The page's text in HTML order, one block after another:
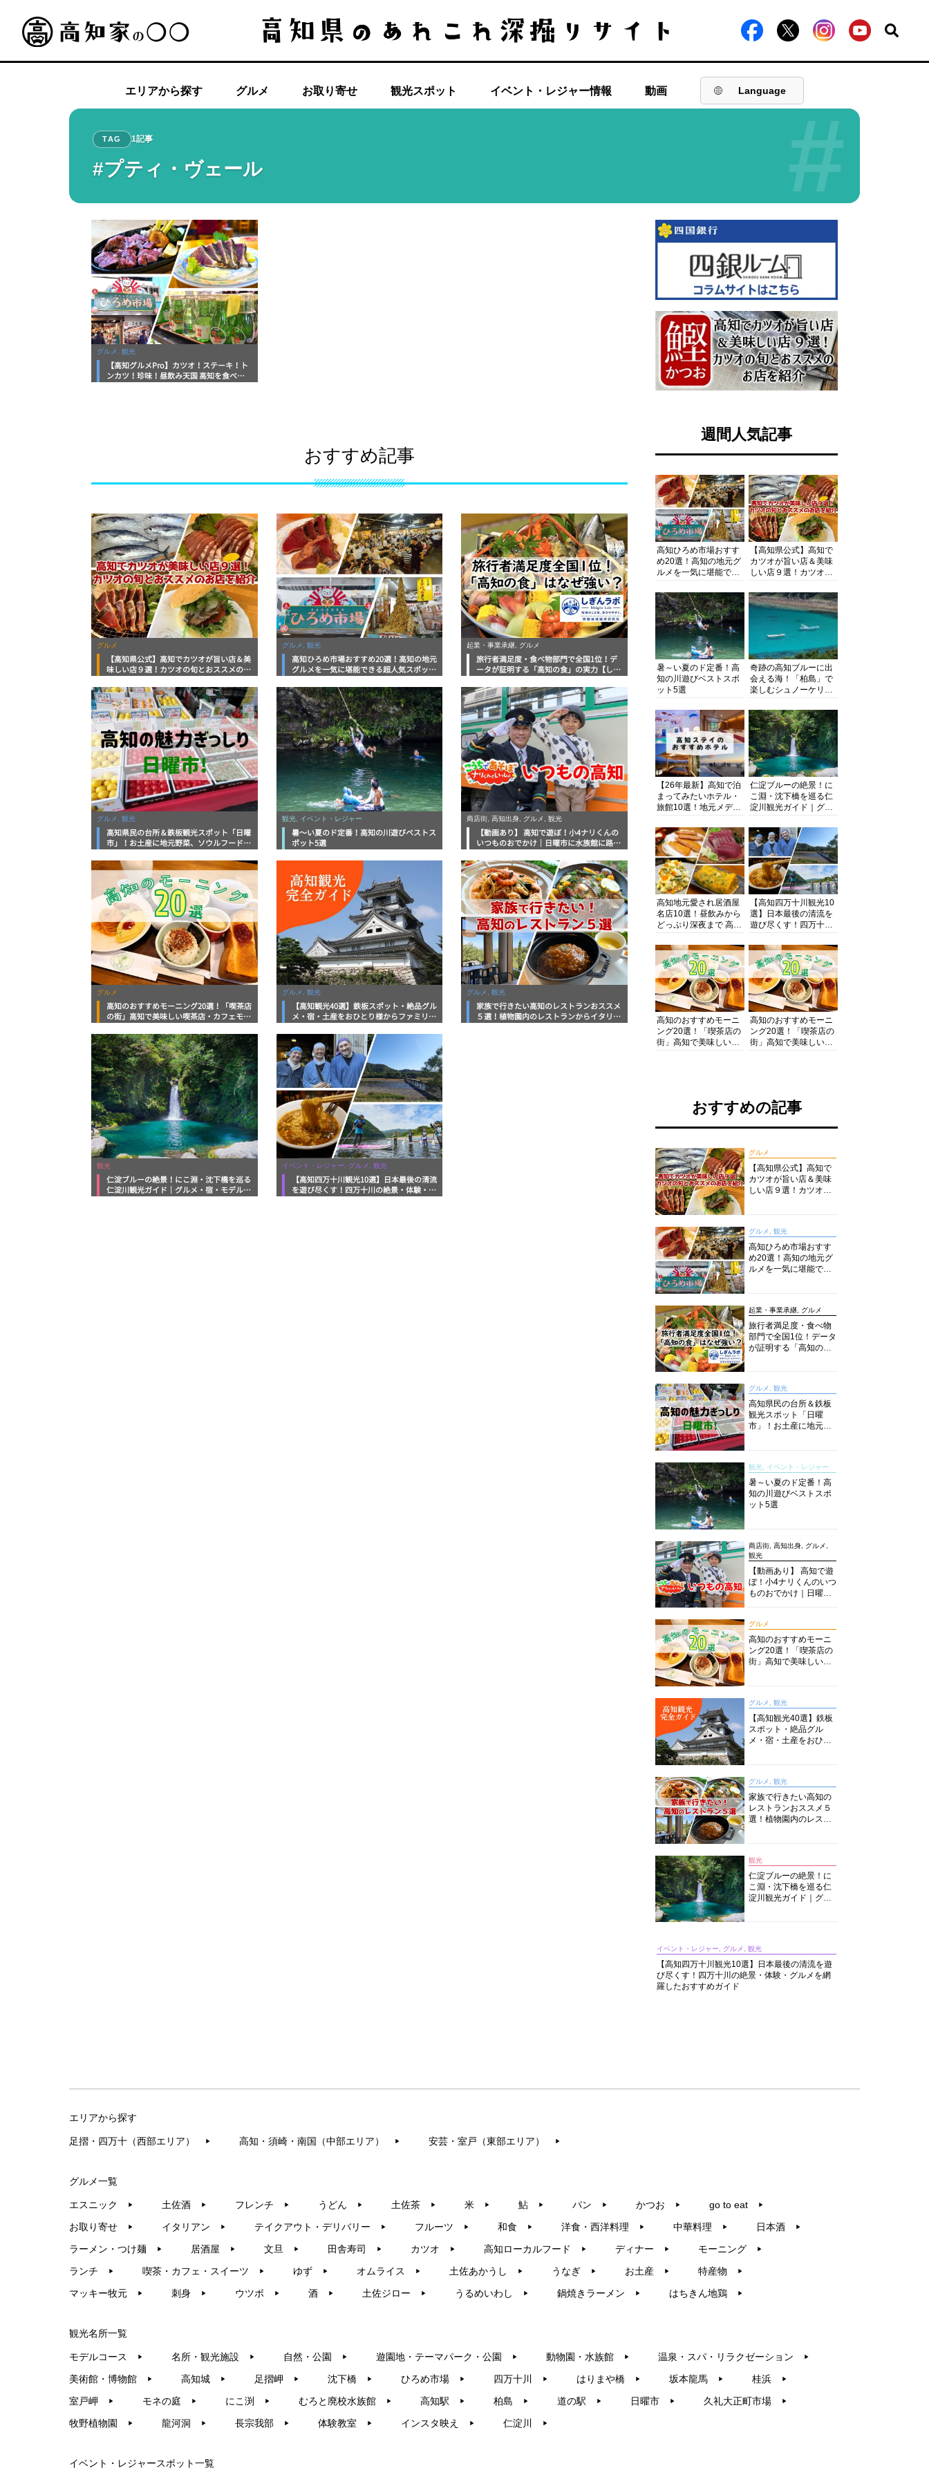
エリアから探す グルメ お取り寄せ 観光スポット イベント・レジャー情報 動画 Language
#
TAG 1記事
#プティ・ヴェール
グルメ, 観光
【高知グルメPro】カツオ！ステーキ！ト
ンカツ！珍味！昼飲み天国 高知を食べ尽
おすすめ記事
グルメ
【高知県公式】高知でカツオが旨い店＆美
味しい店９選！カツオの旬とおススメのお
グルメ, 観光
高知ひろめ市場おすすめ20選！高知の地元
グルメを一気に堪能できる超人気スポット
起業・事業承継, グルメ
旅行者満足度・食べ物部門で全国1位！デ
ータが証明する「高知の食」の実力【しぎ
グルメ, 観光
高知県民の台所＆鉄板観光スポット「日曜
市」！お土産に地元野菜、ソウルフードま
底解説！
観光, イベント・レジャー
暑～い夏のド定番！高知の川遊びベストス
ポット5選
商店街, 高知出身, グルメ, 観光
【動画あり】 高知で遊ぼ！小4ナリくんの
いつものおでかけ｜日曜市に水族館に路面
グルメ
高知のおすすめモーニング20選！「喫茶店
の街」高知で美味しい喫茶店・カフェモー
グルメ, 観光
【高知観光40選】鉄板スポット・絶品グル
メ・宿・土産をおひとり様からファミリー
グルメ, 観光
家族で行きたい高知のレストランおススメ
５選！植物園内のレストランからイタリア
観光
仁淀ブルーの絶景！にこ淵・沈下橋を巡る
仁淀川観光ガイド｜グルメ・宿・モデルコ
イベント・レジャー, グルメ, 観光
【高知四万十川観光10選】日本最後の清流
を遊び尽くす！四万十川の絶景・体験・グ
週間人気記事
高知ひろめ市場おすす
め20選！高知の地元グ
ルメを一気に堪能でき
底解剖
【高知県公式】高知で
カツオが旨い店＆美味
しい店９選！カツオの
紹介
暑～い夏のド定番！高
知の川遊びベストスポ
ット5選
奇跡の高知ブルーに出
会える海！「柏島」で
楽しむシュノーケリン
浴にキャンプまで透明
度抜群の海の楽園を徹
底紹介
【26年最新】高知で泊
まってみたいホテル・
旅館10選！地元メディ
厳選
仁淀ブルーの絶景！に
こ淵・沈下橋を巡る仁
淀川観光ガイド｜グル
まで完全網羅！
高知地元愛され居酒屋
名店10選！昼飲みから
どっぷり深夜まで 高知
知グルメPro】
【高知四万十川観光10
選】日本最後の清流を
遊び尽くす！四万十川
を網羅したおすすめガ
イド
高知のおすすめモーニ
ング20選！「喫茶店の
街」高知で美味しい喫
高知のおすすめモーニ
ング20選！「喫茶店の
街」高知で美味しい喫
おすすめの記事
グルメ
【高知県公式】高知で
カツオが旨い店＆美味
しい店９選！カツオの
グルメ, 観光
高知ひろめ市場おすす
め20選！高知の地元グ
ルメを一気に堪能でき
起業・事業承継, グルメ
旅行者満足度・食べ物
部門で全国1位！データ
が証明する「高知の
グルメ, 観光
高知県民の台所＆鉄板
観光スポット「日曜
市」！お土産に地元野
説！
観光, イベント・レジャー
暑～い夏のド定番！高
知の川遊びベストスポ
ット5選
商店街, 高知出身, グルメ,
観光
【動画あり】 高知で遊
ぼ！小4ナリくんのいつ
ものおでかけ｜日曜市
グルメ
高知のおすすめモーニ
ング20選！「喫茶店の
街」高知で美味しい喫
グルメ, 観光
【高知観光40選】鉄板
スポット・絶品グル
メ・宿・土産をおひと
グルメ, 観光
家族で行きたい高知の
レストランおススメ５
選！植物園内のレスト
観光
仁淀ブルーの絶景！に
こ淵・沈下橋を巡る仁
淀川観光ガイド｜グル
イベント・レジャー, グルメ, 観光
【高知四万十川観光10選】日本最後の清流を遊
び尽くす！四万十川の絶景・体験・グルメを網
羅したおすすめガイド
エリアから探す
足摺・四万十（西部エリア） ▶︎ 高知・須崎・南国（中部エリア） ▶︎ 安芸・室戸（東部エリア） ▶︎
グルメ一覧
エスニック ▶︎ 土佐酒 ▶︎ フレンチ ▶︎ うどん ▶︎ 土佐茶 ▶︎ 米 ▶︎ 鮎 ▶︎ パン ▶︎ かつお ▶︎ go to eat ▶︎
お取り寄せ ▶︎ イタリアン ▶︎ テイクアウト・デリバリー ▶︎ フルーツ ▶︎ 和食 ▶︎ 洋食・西洋料理 ▶︎ 中華料理 ▶︎ 日本酒 ▶︎
ラーメン・つけ麺 ▶︎ 居酒屋 ▶︎ 文旦 ▶︎ 田舎寿司 ▶︎ カツオ ▶︎ 高知ローカルフード ▶︎ ディナー ▶︎ モーニング ▶︎
ランチ ▶︎ 喫茶・カフェ・スイーツ ▶︎ ゆず ▶︎ オムライス ▶︎ 土佐あかうし ▶︎ うなぎ ▶︎ お土産 ▶︎ 特産物 ▶︎
マッキー牧元 ▶︎ 刺身 ▶︎ ウツボ ▶︎ 酒 ▶︎ 土佐ジロー ▶︎ うるめいわし ▶︎ 鍋焼きラーメン ▶︎ はちきん地鶏 ▶︎
観光名所一覧
モデルコース ▶︎ 名所・観光施設 ▶︎ 自然・公園 ▶︎ 遊園地・テーマパーク・公園 ▶︎ 動物園・水族館 ▶︎ 温泉・スパ・リラクゼーション ▶︎
美術館・博物館 ▶︎ 高知城 ▶︎ 足摺岬 ▶︎ 沈下橋 ▶︎ ひろめ市場 ▶︎ 四万十川 ▶︎ はりまや橋 ▶︎ 坂本龍馬 ▶︎ 桂浜 ▶︎
室戸岬 ▶︎ モネの庭 ▶︎ にこ渕 ▶︎ むろと廃校水族館 ▶︎ 高知駅 ▶︎ 柏島 ▶︎ 道の駅 ▶︎ 日曜市 ▶︎ 久礼大正町市場 ▶︎
牧野植物園 ▶︎ 龍河洞 ▶︎ 長宗我部 ▶︎ 体験教室 ▶︎ インスタ映え ▶︎ 仁淀川 ▶︎
イベント・レジャースポット一覧